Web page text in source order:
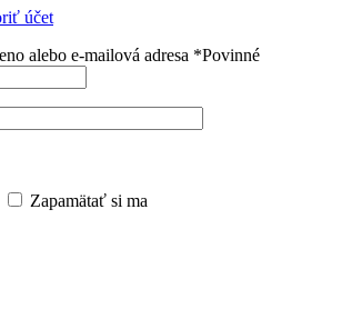
účet
alebo e-mailová adresa *Povinné
Zapamätať si ma